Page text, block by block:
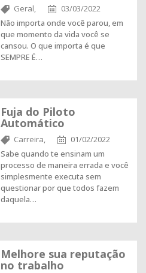
Geral,
03/03/2022
Não importa onde você parou, em
que momento da vida você se
cansou. O que importa é que
SEMPRE É…
Fuja do Piloto
Automático
Carreira,
01/02/2022
Sabe quando te ensinam um
processo de maneira errada e você
simplesmente executa sem
questionar por que todos fazem
daquela…
Melhore sua reputação
no trabalho